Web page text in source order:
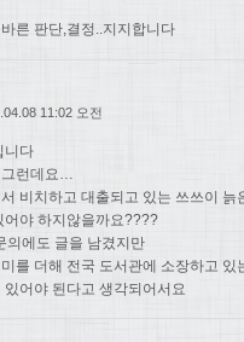
른 판단,결정..지지합니다
11:02 오전
니다
그런데요…
비치하고 대출되고 있는 쓰쓰이 늙
어야 하지않을까요????
의에도 글을 남겼지만
를 더해 전국 도서관에 소장하고 있
있어야 된다고 생각되어서요